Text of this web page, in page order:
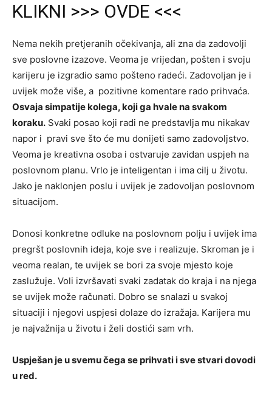
KLIKNI >>> OVDE <<<
Nema nekih pretjeranih očekivanja, ali zna da zadovolji
sve poslovne izazove. Veoma je vrijedan, pošten i svoju
karijeru je izgradio samo pošteno radeći. Zadovoljan je i
uvijek može više, a pozitivne komentare rado prihvaća.
Osvaja simpatije kolega, koji ga hvale na svakom
koraku. Svaki posao koji radi ne predstavlja mu nikakav
napor i pravi sve što će mu donijeti samo zadovoljstvo.
Veoma je kreativna osoba i ostvaruje zavidan uspjeh na
poslovnom planu. Vrlo je inteligentan i ima cilj u životu.
Jako je naklonjen poslu i uvijek je zadovoljan poslovnom
situacijom.
Donosi konkretne odluke na poslovnom polju i uvijek ima
pregršt poslovnih ideja, koje sve i realizuje. Skroman je i
veoma realan, te uvijek se bori za svoje mjesto koje
zaslužuje. Voli izvršavati svaki zadatak do kraja i na njega
se uvijek može računati. Dobro se snalazi u svakoj
situaciji i njegovi uspjesi dolaze do izražaja. Karijera mu
je najvažnija u životu i želi dostići sam vrh.
Uspješan je u svemu čega se prihvati i sve stvari dovodi
u red.